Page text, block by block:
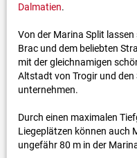
Dalmatien.
Von der Marina Split
Brac und dem beliebten
mit der gleichnamigen
Altstadt von Trogir und
unternehmen.
Durch einen maximalen
Liegeplätzen können auch
ungefähr 80 m in der